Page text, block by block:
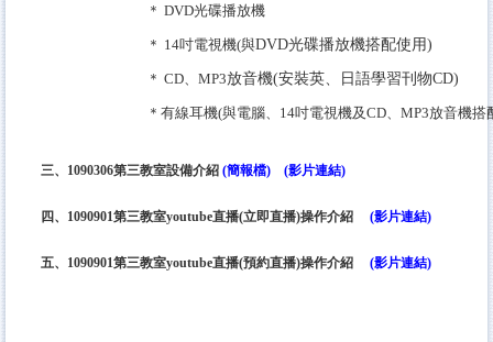
＊DVD光碟播放機
＊ 14吋電視機(與DVD光碟播放機搭配使用)
＊ CD、MP3放音機(安裝英、日語學習刊物CD)
＊有線耳機(與電腦、14吋電視機及CD、MP3放音機搭
三、1090306第三教室設備介紹 (簡報檔) (影片連結)
四、 1090901第三教室youtube直播(立即直播)操作介紹 (影片連結)
五、 1090901第三教室youtube直播(預約直播)操作介紹 (影片連結)